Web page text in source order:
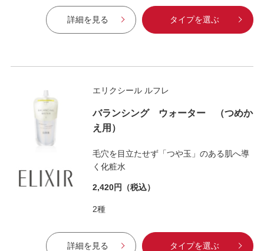
詳細を見る タイプを選ぶ
エリクシール ルフレ
バランシング ウォーター （つめか
え用）
毛穴を目立たせず「つや玉」のある肌へ導
く化粧水
2,420円 （税込）
2種
詳細を見る タイプを選ぶ